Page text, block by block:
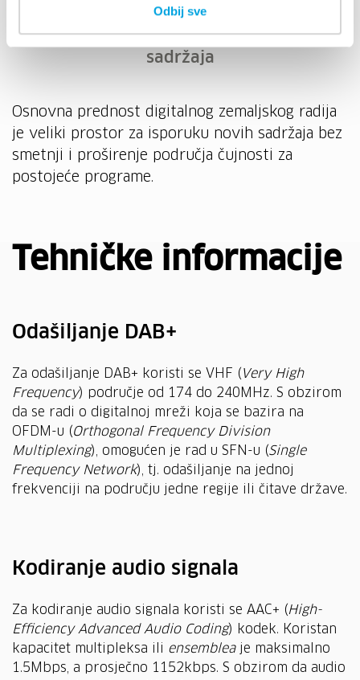
Odbij sve
Mogućnost prikaza multimedijalnih
sadržaja
Osnovna prednost digitalnog zemaljskog radija
je veliki prostor za isporuku novih sadržaja bez
smetnji i proširenje područja čujnosti za
postojeće programe.
Tehničke informacije
Odašiljanje DAB+
Za odašiljanje DAB+ koristi se VHF ( Very High
Frequency) područje od 174 do 240MHz. S obzirom
da se radi o digitalnoj mreži koja se bazira na
OFDM-u (Orthogonal Frequency Division
Multiplexing), omogućen je rad u SFN-u (Single
Frequency Network), tj. odašiljanje na jednoj
frekvenciji na području jedne regije ili čitave države.
Kodiranje audio signala
Za kodiranje audio signala koristi se AAC+ (High-
Efficiency Advanced Audio Coding) kodek. Koristan
kapacitet multipleksa ili ensembleaje maksimalno
1.5Mbps, a prosječno 1152kbps. S obzirom da audio